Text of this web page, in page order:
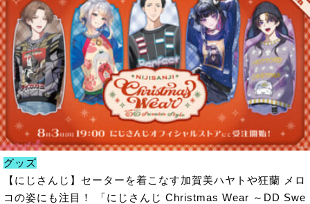
グッズ
【にじさんじ】セーターを着こなす加賀美ハヤトや狂蘭 メロ
コの姿にも注目！ 「にじさんじ Christmas Wear ～DD Swe